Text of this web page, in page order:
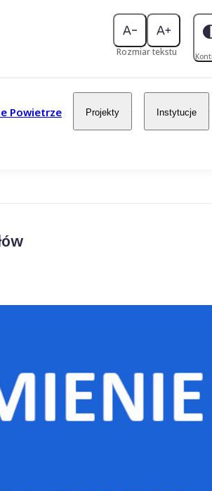
Rozmiar tekstu
Powietrze Projekty Instytucje